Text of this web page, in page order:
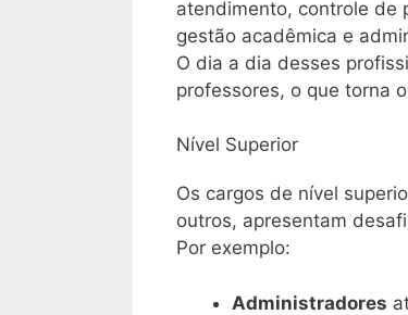
atendimento, controle de
gestão acadêmica e
O dia a dia desses
professores, o que torna
Nível Superior
Os cargos de nível
outros, apresentam
Por exemplo:
Administradores